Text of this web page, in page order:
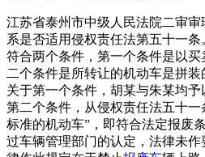
江苏省泰州市中级人民法院二审
系是否适用侵权责任法第五十一
符合两个条件，第一个条件是以
二个条件是所转让的机动车是拼装
关于第一个条件，胡某与朱某均
第二个条件，从侵权责任法五十
标准的机动车”，即符合法定报废
过车辆管理部门的认定，法律未